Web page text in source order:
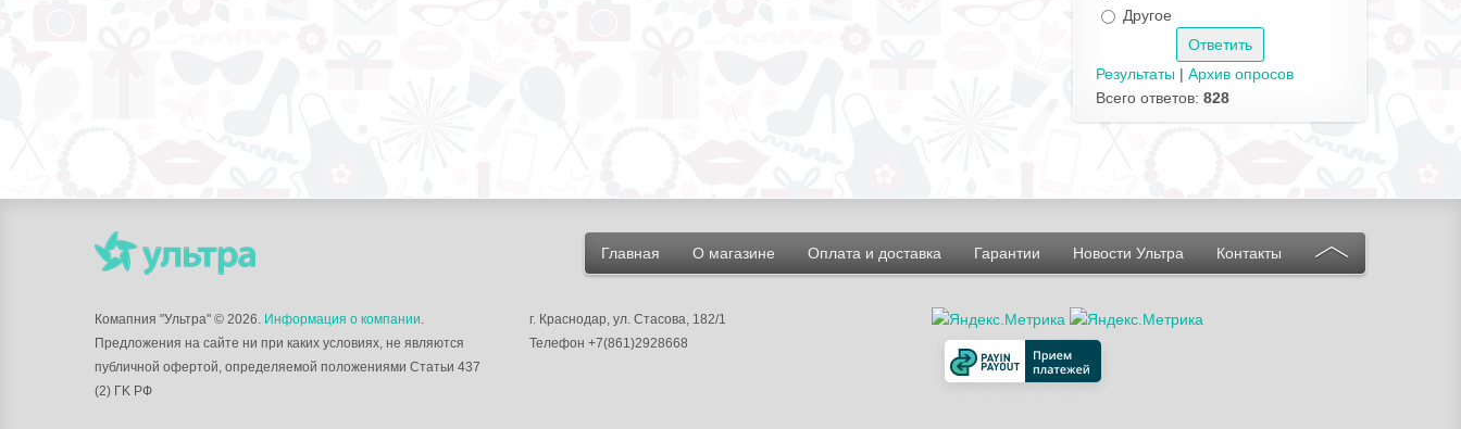
Другое
Результаты | Архив опросов
Всего ответов: 828
Главная О магазине Оплата и доставка Гарантии Новости Ультра Контакты
Комапния "Ультра" © 2026. Информация о компании.
Предложения на сайте ни при каких условиях, не являются
публичной офертой, определяемой положениями Статьи 437
(2) ГK РФ
г. Краснодар, ул. Стасова, 182/1
Телефон +7(861)2928668